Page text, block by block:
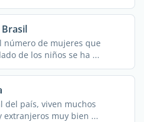
número de mujeres que
de los niños se ha ...
del país, viven muchos
extranjeros muy bien ...